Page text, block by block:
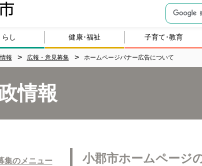
らし 健康･福祉 子育て･教育
報 広報・意見募集 ホームページバナー広告について
情報
小郡市ホームページ
集のメニュー